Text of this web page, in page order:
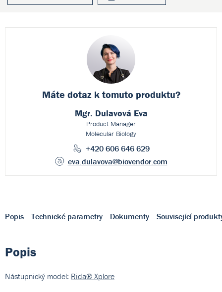
Máte dotaz k tomuto produktu?
Mgr. Dulavová Eva
Product Manager
Molecular Biology
+420 606 646 629
eva.dulavova@biovendor.com
Popis Technické parametry Dokumenty Související
Popis
Nástupnický model: Rida® Xplore